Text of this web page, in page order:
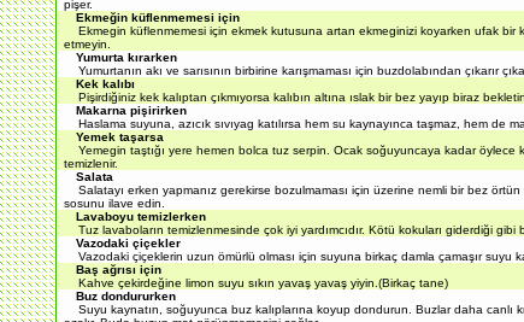
pişer.
Ekmeğin küflenmemesi için
Ekmegin küflenmemesi için ekmek kutusuna artan ekmeginizi koyarken ufak bir
etmeyin.
Yumurta kırarken
Yumurtanın akı ve sarısının birbirine karışmaması için buzdolabından çıkarır
Kek kalıbı
Pişirdiğiniz kek kalıptan çıkmıyorsa kalıbın altına ıslak bir bez yayıp biraz bekletin.
Makarna pişirirken
Haslama suyuna, azıcık sıvıyag katılırsa hem su kaynayınca taşmaz, hem de
Yemek taşarsa
Yemegin taştığı yere hemen bolca tuz serpin. Ocak soğuyuncaya kadar öylece
temizlenir.
Salata
Salatayı erken yapmanız gerekirse bozulmaması için üzerine nemli bir bez örtün
sosunu ilave edin.
Lavaboyu temizlerken
Tuz lavaboların temizlenmesinde çok iyi yardımcıdır. Kötü kokuları giderdiği gibi
Vazodaki çiçekler
Vazodaki çiçeklerin uzun ömürlü olması için suyuna birkaç damla çamaşır suyu
Baş ağrısı için
Kahve çekirdeğine limon suyu sıkın yavaş yavaş yiyin.(Birkaç tane)
Buz dondururken
Suyu kaynatın, soğuyunca buz kalıplarına koyup dondurun. Buzlar daha canlı